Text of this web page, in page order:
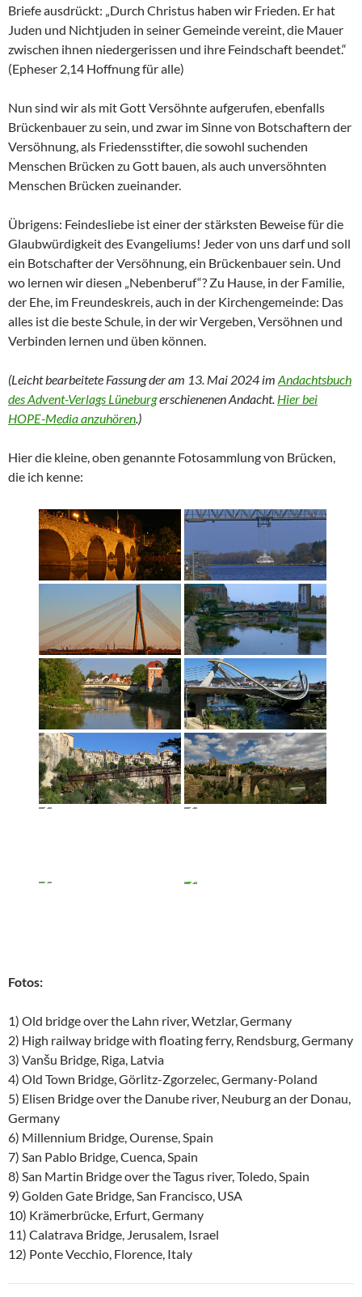
Briefe ausdrückt: „Durch Christus haben wir Frieden. Er hat
Juden und Nichtjuden in seiner Gemeinde vereint, die Mauer
zwischen ihnen niedergerissen und ihre Feindschaft beendet.“
(Epheser 2,14 Hoffnung für alle)
Nun sind wir als mit Gott Versöhnte aufgerufen, ebenfalls
Brückenbauer zu sein, und zwar im Sinne von Botschaftern der
Versöhnung, als Friedensstifter, die sowohl suchenden
Menschen Brücken zu Gott bauen, als auch unversöhnten
Menschen Brücken zueinander.
Übrigens: Feindesliebe ist einer der stärksten Beweise für die
Glaubwürdigkeit des Evangeliums! Jeder von uns darf und soll
ein Botschafter der Versöhnung, ein Brückenbauer sein. Und
wo lernen wir diesen „Nebenberuf“? Zu Hause, in der Familie,
der Ehe, im Freundeskreis, auch in der Kirchengemeinde: Das
alles ist die beste Schule, in der wir Vergeben, Versöhnen und
Verbinden lernen und üben können.
(Leicht bearbeitete Fassung der am 13. Mai 2024 im Andachtsbuch
des Advent-Verlags Lüneburgerschienenen Andacht. Hier bei
HOPE-Media anzuhören.)
Hier die kleine, oben genannte Fotosammlung von Brücken,
die ich kenne:
Fotos:
1) Old bridge over the Lahn river, Wetzlar, Germany
2) High railway bridge with floating ferry, Rendsburg, Germany
3) Vanšu Bridge, Riga, Latvia
4) Old Town Bridge, Görlitz-Zgorzelec, Germany-Poland
5) Elisen Bridge over the Danube river, Neuburg an der Donau,
Germany
6) Millennium Bridge, Ourense, Spain
7) San Pablo Bridge, Cuenca, Spain
8) San Martin Bridge over the Tagus river, Toledo, Spain
9) Golden Gate Bridge, San Francisco, USA
10) Krämerbrücke, Erfurt, Germany
11) Calatrava Bridge, Jerusalem, Israel
12) Ponte Vecchio, Florence, Italy